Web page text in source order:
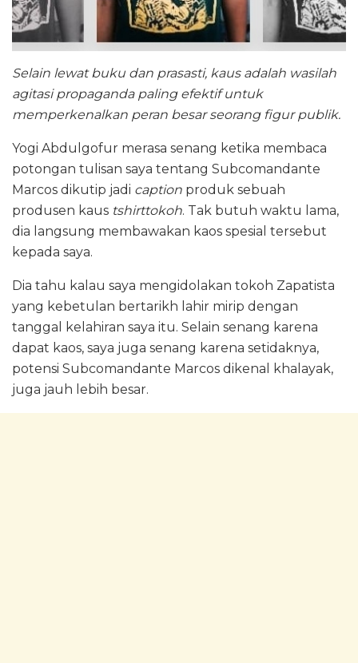
Selain lewat buku dan prasasti, kaus adalah wasilah
agitasi propaganda paling efektif untuk
memperkenalkan peran besar seorang figur publik.
Yogi Abdulgofur merasa senang ketika membaca
potongan tulisan saya tentang Subcomandante
Marcos dikutip jadi caption produk sebuah
produsen kaus tshirttokoh. Tak butuh waktu lama,
dia langsung membawakan kaos spesial tersebut
kepada saya.
Dia tahu kalau saya mengidolakan tokoh Zapatista
yang kebetulan bertarikh lahir mirip dengan
tanggal kelahiran saya itu. Selain senang karena
dapat kaos, saya juga senang karena setidaknya,
potensi Subcomandante Marcos dikenal khalayak,
juga jauh lebih besar.